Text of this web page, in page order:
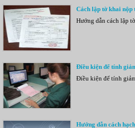
Cách lập tờ khai nộp
Hướng dẫn cách lập
Điều kiện để tính
Điều kiện để tính
Hướng dẫn cách